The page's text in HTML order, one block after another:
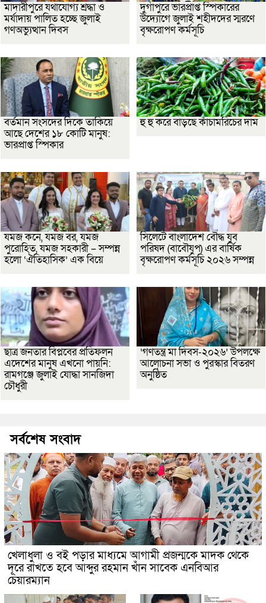
মাদারীপুরে যথাযোগ্য শ্রদ্ধা ও
মর্যাদায় পালিত হচ্ছে জুলাই
গণঅভ্যুত্থান দিবস
দুর্গাপুরে ভারপ্রাপ্ত স্পিকারের
উদ্যোগে জুলাই শহীদদের স্মরণে
বৃক্ষরোপণ কর্মসূচি
বর্তমান সংসদের দিকে তাকিয়ে
আছে দেশের ১৮ কোটি মানুষ:
ভারপ্রাপ্ত স্পিকার
হু হু করে বাড়ছে কাঁচামরিচের দাম
যমজ কনে, যমজ বর, যমজ
পুরোহিত, যমজ সহকারী – সম্পন্ন
হলো ‘ঐতিহাসিক’ এক বিয়ে
সিলেটে বাংলাদেশ বৌদ্ধ যুব
পরিষদ (বাবৌযুপ) এর বার্ষিক
বৃক্ষরোপণ কর্মসূচি ২০২৬ সম্পন্ন
ছাত্র জনতার বিপ্লবের প্রতিফলন
এদেশের মানুষ এখনো পায়নি:
রামগঞ্জে জুলাই যোদ্ধা সানজিদা
চৌধুরী
‘গণতন্ত্র মা দিবস-২০২৬’ উপলক্ষে
আলোচনা সভা ও পুরস্কার বিতরণ
অনুষ্ঠিত
সর্বশেষ সংবাদ
খেলাধুলা ও বই পড়ার মাধ্যমে আগামী প্রজন্মকে মাদক থেকে
দূরে রাখতে হবে আব্দুর রহমান খাঁন সাবেক এনবিআর
চেয়ারম্যান